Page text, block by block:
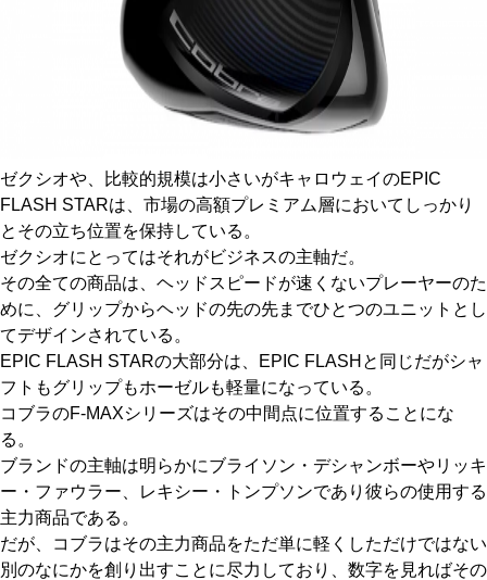
ゼクシオや、比較的規模は小さいがキャロウェイのEPIC
FLASH STARは、市場の高額プレミアム層においてしっかり
とその立ち位置を保持している。
ゼクシオにとってはそれがビジネスの主軸だ。
その全ての商品は、ヘッドスピードが速くないプレーヤーのた
めに、グリップからヘッドの先の先までひとつのユニットとし
てデザインされている。
EPIC FLASH STARの大部分は、EPIC FLASHと同じだがシャ
フトもグリップもホーゼルも軽量になっている。
コブラのF-MAXシリーズはその中間点に位置することにな
る。
ブランドの主軸は明らかにブライソン・デシャンボーやリッキ
ー・ファウラー、レキシー・トンプソンであり彼らの使用する
主力商品である。
だが、コブラはその主力商品をただ単に軽くしただけではない
別のなにかを創り出すことに尽力しており、数字を見ればその